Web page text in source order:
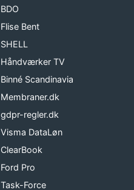
BDO
Flise Bent
SHELL
Håndværker TV
Binné Scandinavia
Membraner.dk
gdpr-regler.dk
Visma DataLøn
ClearBook
Ford Pro
Task-Force